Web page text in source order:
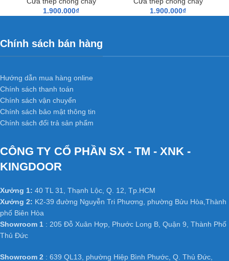
Không bị cong vênh, co ngót do kết cấu đã được triệt tiêu thớ gỗ
thay đổi nhiệt độ và có khả năng chống mối mọt cao.
Do kết cấu bên trong cửa có nhiều khoảng trống do khung xương
được tình trạng xệ bản lề và giảm tải trọng công trình.
Ứng dụng cửa gỗ công nghiệp
HDFtrong nội thất:
Cửa gỗ công nghiệp HDFđã thành chuẩn mực cửa thông
phòng, cửa văn phòng trong các công trình công nghiệp và dân
dụng như chung cư, Biệt thự, nhà phố ở các nước tiên tiến như
Mỹ, Hàn Quốc, Nhật Bản…
1.900.000₫
1.900.000₫
Chính sách bán hàng
Hướng dẫn mua hàng online
Chính sách thanh toán
Chính sách vận chuyển
Chính sách bảo mật thông tin
Chính sách đổi trả sản phẩm
CÔNG TY CỔ PHẦN SX - TM - XNK -
KINGDOOR
Xưởng 1: 40 TL 31, Thạnh Lộc, Q. 12, Tp.HCM
Xưởng 2: K2-39 đường Nguyễn Tri Phương, phường Bửu Hòa,Thành
phố Biên Hòa
Showroom 1 : 205 Đỗ Xuân Hợp, Phước Long B, Quận 9, Thành Phố
Thủ Đức
Showroom 2 : 639 QL13, phường Hiệp Bình Phước, Q. Thủ Đức,